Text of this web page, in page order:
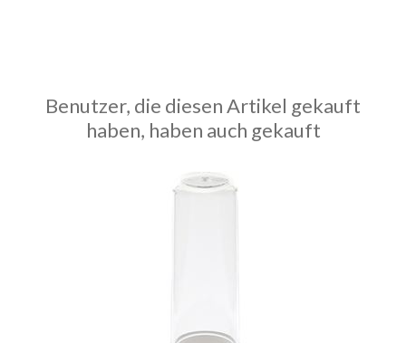
Benutzer, die diesen Artikel gekauft
haben, haben auch gekauft